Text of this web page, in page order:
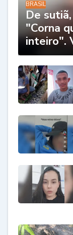
BRASIL
De
"Corna
inteiro".